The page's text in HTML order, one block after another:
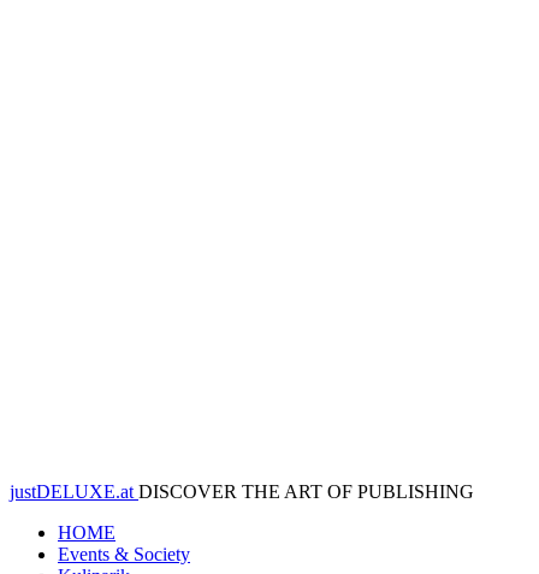
justDELUXE.at DISCOVER THE ART OF PUBLISHING
HOME
Events & Society